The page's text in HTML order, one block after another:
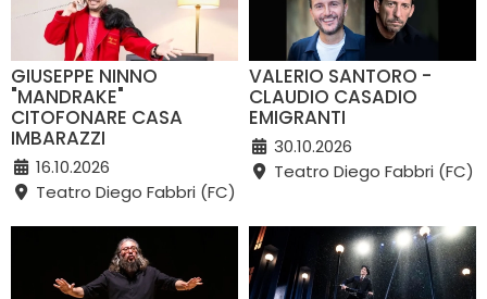
GIUSEPPE NINNO
"MANDRAKE"
CITOFONARE CASA
IMBARAZZI
16.10.2026
Teatro Diego Fabbri (FC)
VALERIO SANTORO -
CLAUDIO CASADIO
EMIGRANTI
30.10.2026
Teatro Diego Fabbri (FC)